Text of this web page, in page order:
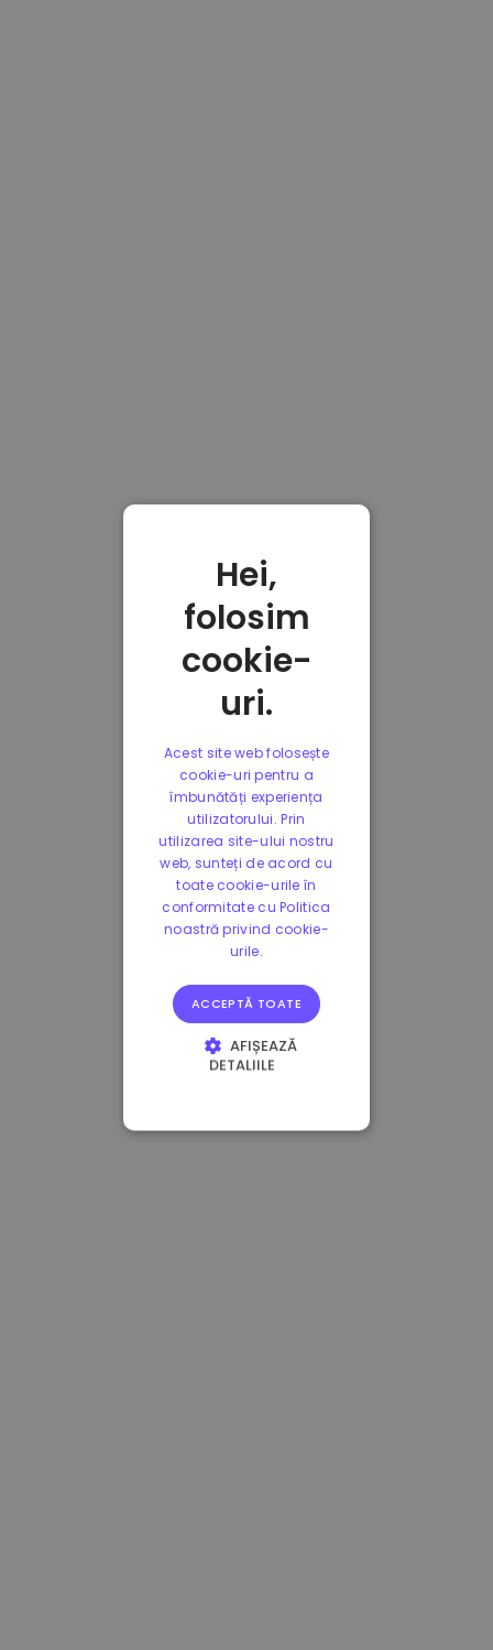
Hei,
folosim
cookie-
uri.
Acest site web folosește
cookie-uri pentru a
îmbunătăți experiența
utilizatorului. Prin
utilizarea site-ului nostru
web, sunteți de acord cu
toate cookie-urile în
conformitate cu Politica
noastră privind cookie-
urile.
ACCEPTĂ TOATE
AFIȘEAZĂ
DETALIILE